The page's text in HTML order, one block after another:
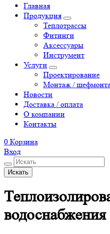
Главная
Продукция
Теплотрассы
Фитинги
Аксессуары
Инструмент
Услуги
Проектирование
Монтаж /
Новости
Доставка / оплата
О компании
Контакты
0 Корзина
Вход
Искать
водоснабжения